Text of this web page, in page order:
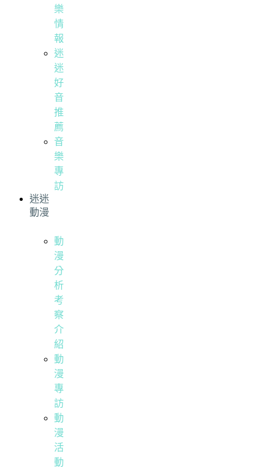
樂
情
報
迷
迷
好
音
推
薦
音
樂
專
訪
迷迷
動漫
動
漫
分
析
考
察
介
紹
動
漫
專
訪
動
漫
活
動